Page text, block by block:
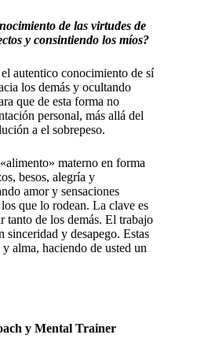
de las virtudes de
y consintiendo los míos?
autentico conocimiento de sí
los demás y ocultando
que de esta forma no
personal, más allá del
a el sobrepeso.
materno en forma
besos, alegría y
amor y sensaciones
que lo rodean. La clave es
tanto de los demás. El trabajo
sinceridad y desapego. Estas
alma, haciendo de usted un
y Mental Trainer